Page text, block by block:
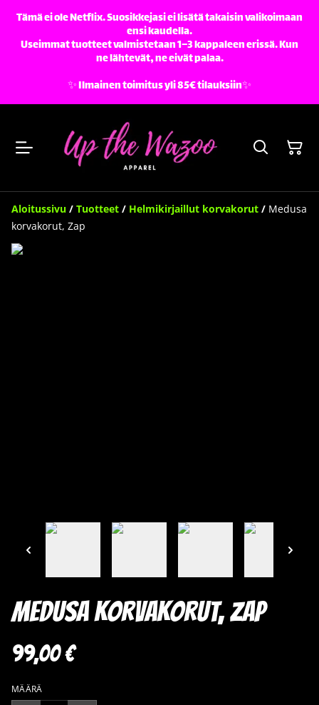
Tämä ei ole Netflix. Suosikkejasi ei lisätä takaisin valikoimaan
ensi kaudella.
Useimmat tuotteet valmistetaan 1–3 kappaleen erissä. Kun
ne lähtevät, ne eivät palaa.
✨️ Ilmainen toimitus yli 85€ tilauksiin✨️
Aloitussivu / Tuotteet / Helmikirjaillut korvakorut / Medusa
korvakorut, Zap
Medusa korvakorut, Zap
99,00 €
MÄÄRÄ